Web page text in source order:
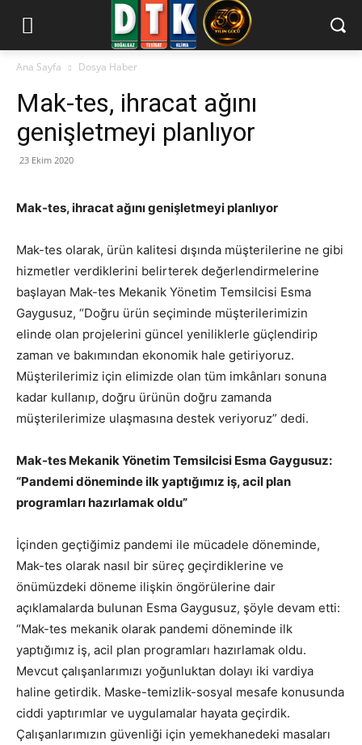
Ana Sayfa Dosya Haber
Mak-tes, ihracat ağını
genişletmeyi planlıyor
23 Ekim 2020
Mak-tes, ihracat ağını genişletmeyi planlıyor
Mak-tes olarak, ürün kalitesi dışında müşterilerine ne gibi
hizmetler verdiklerini belirterek değerlendirmelerine
başlayan Mak-tes Mekanik Yönetim Temsilcisi Esma
Gaygusuz, “Doğru ürün seçiminde müşterilerimizin
elinde olan projelerini güncel yeniliklerle güçlendirip
zaman ve bakımından ekonomik hale getiriyoruz.
Müşterilerimiz için elimizde olan tüm imkânları sonuna
kadar kullanıp, doğru ürünün doğru zamanda
müşterilerimize ulaşmasına destek veriyoruz” dedi.
Mak-tes Mekanik Yönetim Temsilcisi Esma Gaygusuz:
“Pandemi döneminde ilk yaptığımız iş, acil plan
programları hazırlamak oldu”
İçinden geçtiğimiz pandemi ile mücadele döneminde,
Mak-tes olarak nasıl bir süreç geçirdiklerine ve
önümüzdeki döneme ilişkin öngörülerine dair
açıklamalarda bulunan Esma Gaygusuz, şöyle devam etti:
“Mak-tes mekanik olarak pandemi döneminde ilk
yaptığımız iş, acil plan programları hazırlamak oldu.
Mevcut çalışanlarımızı yoğunluktan dolayı iki vardiya
haline getirdik. Maske-temizlik-sosyal mesafe konusunda
ciddi yaptırımlar ve uygulamalar hayata geçirdik.
Çalışanlarımızın güvenliği için yemekhanedeki masaları